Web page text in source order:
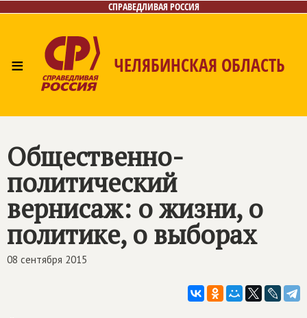
СПРАВЕДЛИВАЯ РОССИЯ
≡ ЧЕЛЯБИНСКАЯ ОБЛАСТЬ
Общественно-
политический
вернисаж: о жизни, о
политике, о выборах
08 сентября 2015